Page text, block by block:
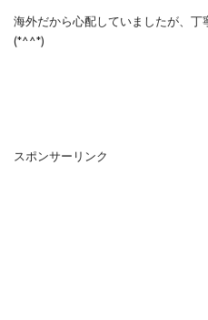
海外だから心配していましたが、
(*^^*)
スポンサーリンク